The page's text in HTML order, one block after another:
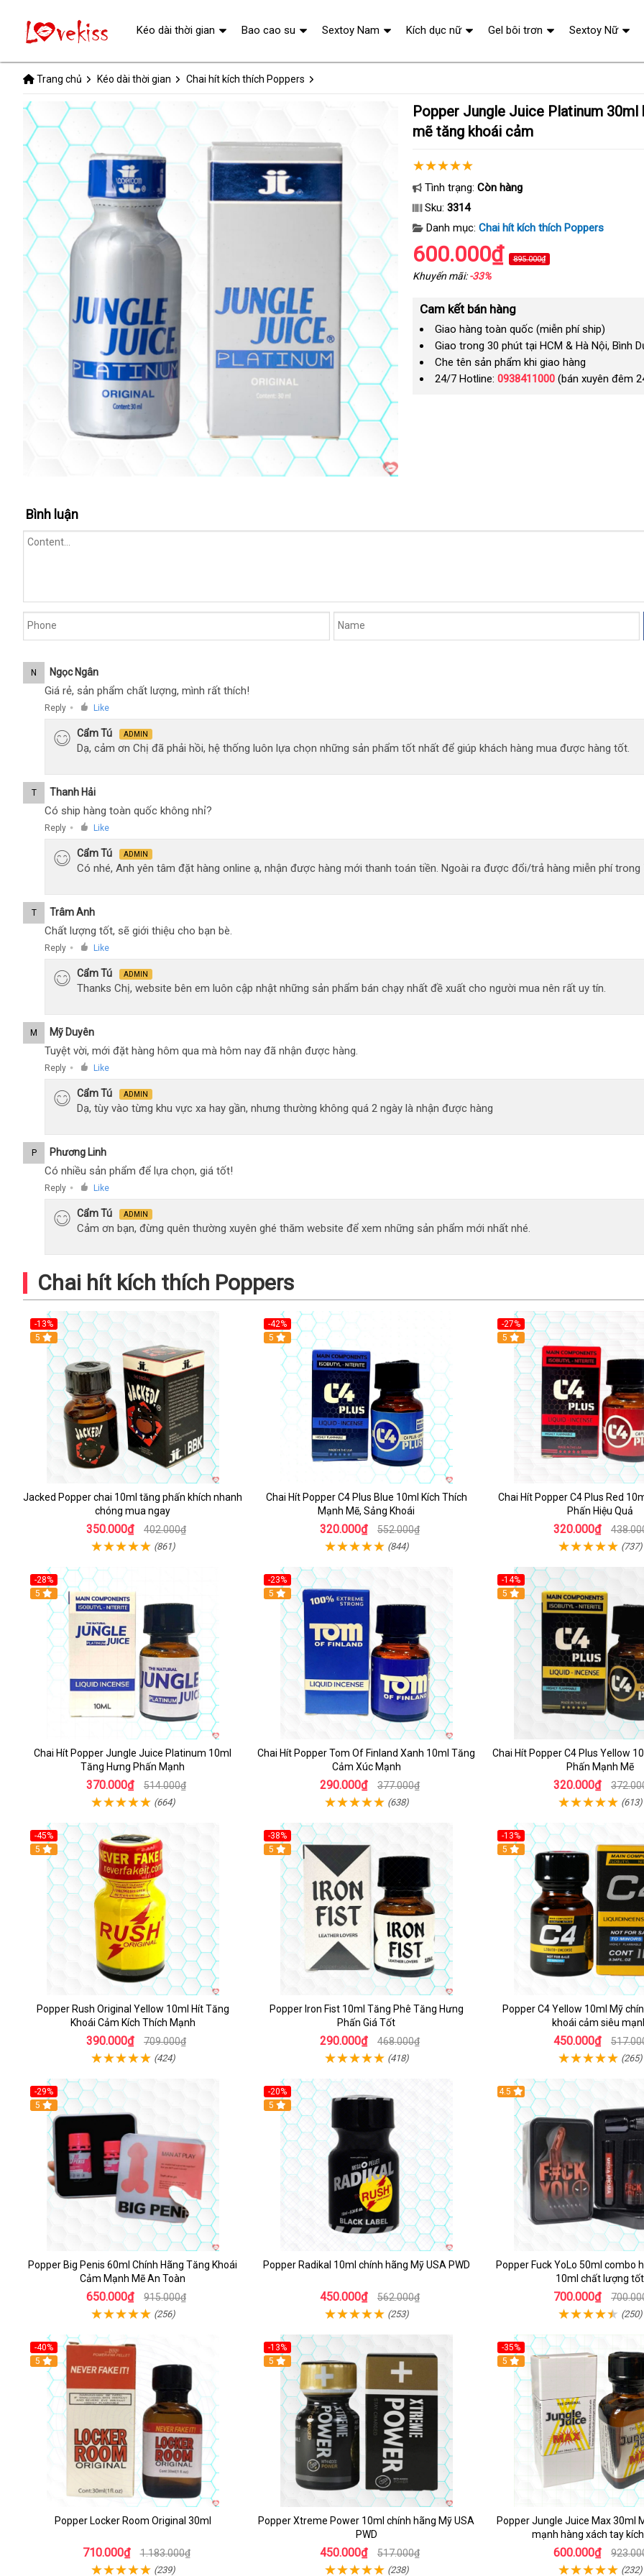
Trang chủ Kéo dài thời gian Chai hít kích thích Poppers
Popper Jungle Juice Platinum 30ml kích thích mạnh
mẽ tăng khoái cảm
Tình trạng: Còn hàng
Sku: 3314
Danh mục: Chai hít kích thích Poppers
600.000₫ 895.000₫
Khuyến mãi:-33%
Cam kết bán hàng
Giao hàng toàn quốc (miễn phí ship)
Giao trong 30 phút tại HCM & Hà Nội, Bình
Che tên sản phẩm khi giao hàng
24/7 Hotline: 0938411000(bán xuyên đêm
Bình luận
N Ngọc Ngân
Giá rẻ, sản phẩm chất lượng, mình rất thích!
Reply ● Like
Cẩm Tú ADMIN
Dạ, cảm ơn Chị đã phải hồi, hệ thống luôn lựa chọn những sản phẩm tốt nhất để giúp khách hàng mua được hàng tốt.
T Thanh Hải
Có ship hàng toàn quốc không nhỉ?
Reply ● Like
Cẩm Tú ADMIN
Có nhé, Anh yên tâm đặt hàng online ạ, nhận được hàng mới thanh toán tiền. Ngoài ra được đổi/trả hàng miễn phí trong
T Trâm Anh
Chất lượng tốt, sẽ giới thiệu cho bạn bè.
Reply ● Like
Cẩm Tú ADMIN
Thanks Chị, website bên em luôn cập nhật những sản phẩm bán chạy nhất đề xuất cho người mua nên rất uy tín.
M Mỹ Duyên
Tuyệt vời, mới đặt hàng hôm qua mà hôm nay đã nhận được hàng.
Reply ● Like
Cẩm Tú ADMIN
Dạ, tùy vào từng khu vực xa hay gần, nhưng thường không quá 2 ngày là nhận được hàng
P Phương Linh
Có nhiều sản phẩm để lựa chọn, giá tốt!
Reply ● Like
Cẩm Tú ADMIN
Cảm ơn bạn, đừng quên thường xuyên ghé thăm website để xem những sản phẩm mới nhất nhé.
Chai hít kích thích Poppers
-13%
5
Jacked Popper chai 10ml tăng phấn khích nhanh
chóng mua ngay
350.000₫ 402.000₫
(861)
-42%
5
Chai Hít Popper C4 Plus Blue 10ml Kích Thích
Mạnh Mẽ, Sảng Khoái
320.000₫ 552.000₫
(844)
-27%
5
Chai Hít Popper C4 Plus Red
Phấn Hiệu Quả
320.000₫
(737)
-28%
5
Chai Hít Popper Jungle Juice Platinum 10ml
Tăng Hưng Phấn Mạnh
370.000₫ 514.000₫
(664)
-23%
5
Chai Hít Popper Tom Of Finland Xanh 10ml Tăng
Cảm Xúc Mạnh
290.000₫ 377.000₫
(638)
-14%
5
Chai Hít Popper C4 Plus Yellow
Phấn Mạnh Mẽ
320.000₫
(613)
-45%
5
Popper Rush Original Yellow 10ml Hít Tăng
Khoái Cảm Kích Thích Mạnh
390.000₫ 709.000₫
(424)
-38%
5
Popper Iron Fist 10ml Tăng Phê Tăng Hưng
Phấn Giá Tốt
290.000₫ 468.000₫
(418)
-13%
Hot
5
Popper C4 Yellow 10ml Mỹ
khoái cảm siêu
450.000₫
(265)
-29%
5
Popper Big Penis 60ml Chính Hãng Tăng Khoái
Cảm Mạnh Mẽ An Toàn
650.000₫ 915.000₫
(256)
-20%
5
Popper Radikal 10ml chính hãng Mỹ USA PWD
450.000₫ 562.000₫
(253)
4.5
Popper Fuck YoLo 50ml combo
10ml chất lượng tốt
700.000₫
(250)
-40%
5
Popper Locker Room Original 30ml
710.000₫ 1.183.000₫
(239)
-13%
Hot
5
Popper Xtreme Power 10ml chính hãng Mỹ USA
PWD
450.000₫ 517.000₫
(238)
-35%
5
Popper Jungle Juice Max 30ml
mạnh hàng xách tay
600.000₫
(232)
Kéo dài thời gian Bao cao su Sextoy Nam Kích dục nữ Gel bôi trơn Sextoy Nữ